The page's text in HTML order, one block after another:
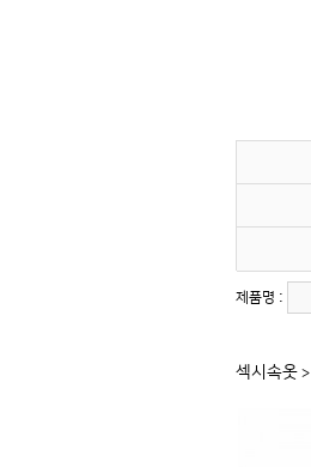
제품명 :
섹시속옷>